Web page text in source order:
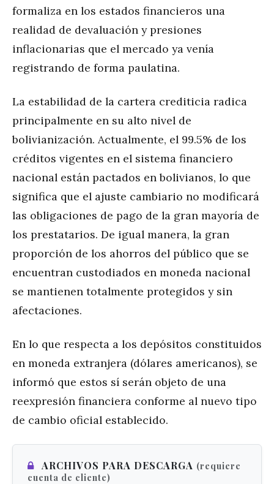
formaliza en los estados financieros una
realidad de devaluación y presiones
inflacionarias que el mercado ya venía
registrando de forma paulatina.
La estabilidad de la cartera crediticia radica
principalmente en su alto nivel de
bolivianización. Actualmente, el 99.5% de los
créditos vigentes en el sistema financiero
nacional están pactados en bolivianos, lo que
significa que el ajuste cambiario no modificará
las obligaciones de pago de la gran mayoría de
los prestatarios. De igual manera, la gran
proporción de los ahorros del público que se
encuentran custodiados en moneda nacional
se mantienen totalmente protegidos y sin
afectaciones.
En lo que respecta a los depósitos constituidos
en moneda extranjera (dólares americanos), se
informó que estos sí serán objeto de una
reexpresión financiera conforme al nuevo tipo
de cambio oficial establecido.
ARCHIVOS PARA DESCARGA (requiere
cuenta de cliente)